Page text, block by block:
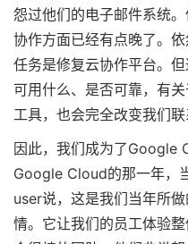
怨过他们的电子邮件系统
协作方面已经有点晚了。
任务是修复云协作平台。
可用什么、是否可靠，有
工具，也会完全改变我们联
因此，我们成为了Google
Google Cloud的那一年，
user说，这是我们当年所
情。它让我们的员工体验